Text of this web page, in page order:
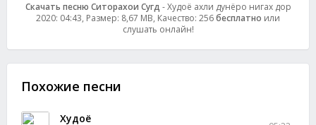
Скачать песню Ситорахои Сугд - Худоё ахли дунёро нигах дор
2020: 04:43, Размер: 8,67 MB, Качество: 256бесплатно или
слушать онлайн!
Похожие песни
Худоё